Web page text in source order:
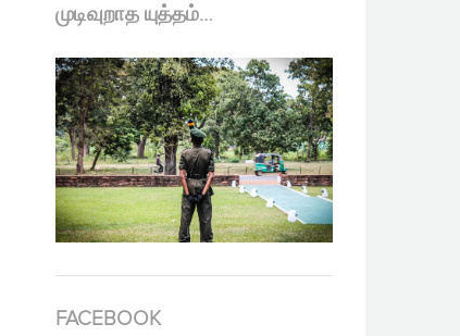
முடிவுறாத யுத்தம்…
FACEBOOK